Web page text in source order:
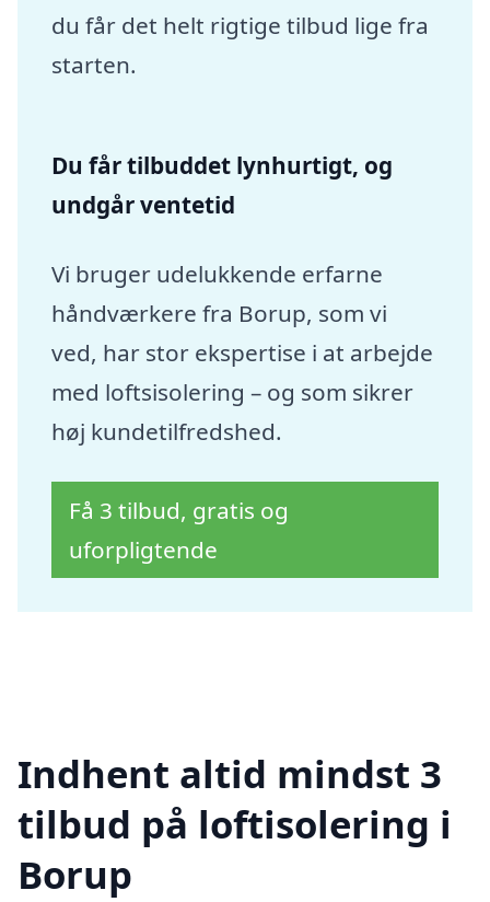
du får det helt rigtige tilbud lige fra
starten.
Du får tilbuddet lynhurtigt, og
undgår ventetid
Vi bruger udelukkende erfarne
håndværkere fra Borup, som vi
ved, har stor ekspertise i at arbejde
med loftsisolering – og som sikrer
høj kundetilfredshed.
Få 3 tilbud, gratis og
uforpligtende
Indhent altid mindst 3
tilbud på loftisolering i
Borup